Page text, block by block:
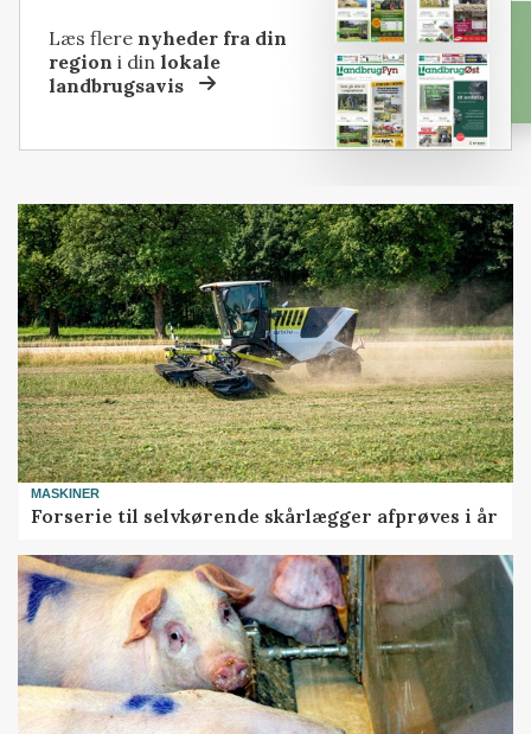
Læs flere nyheder fra din
region i dinlokale
landbrugsavis
MASKINER
Forserie til selvkørende skårlægger afprøves i år